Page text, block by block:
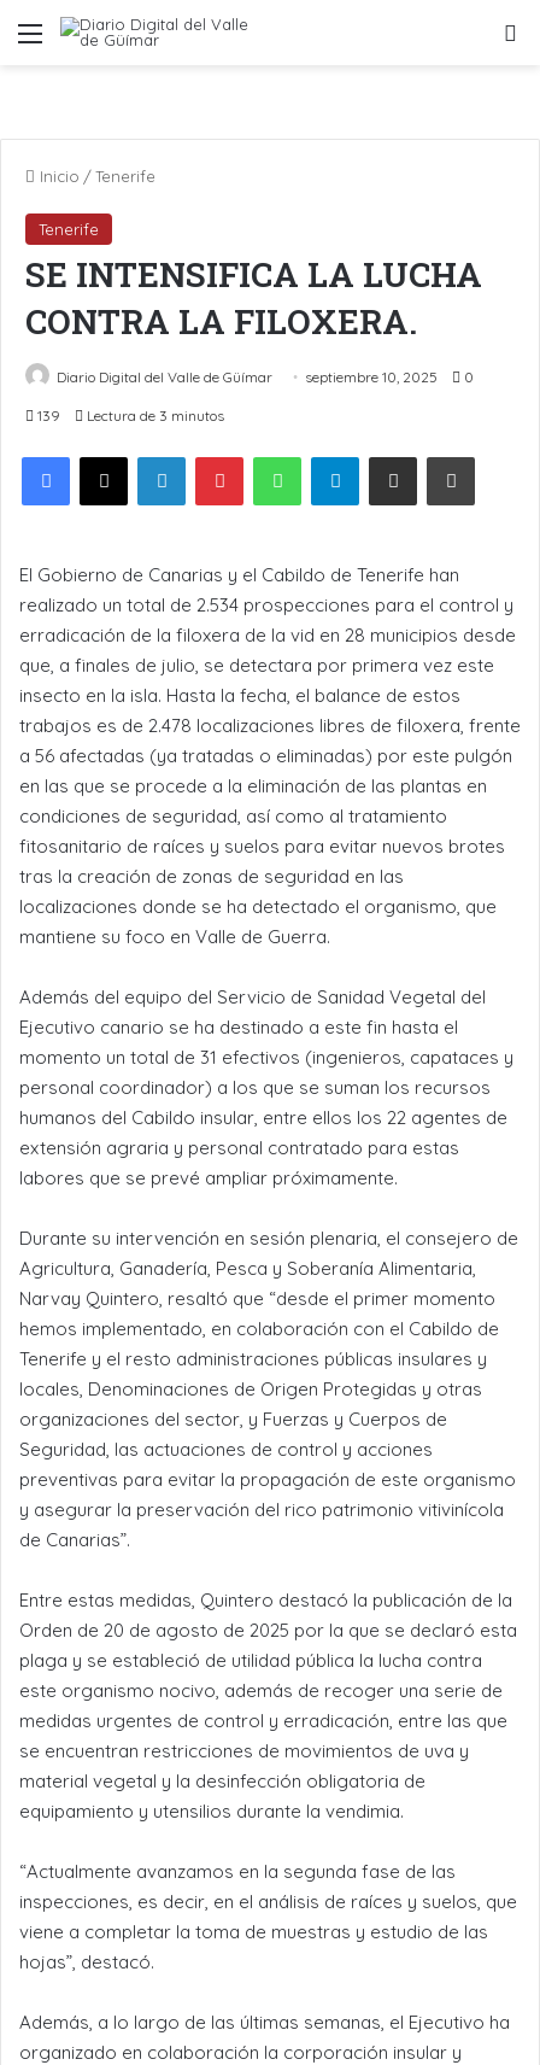
Menú
Inicio /Tenerife
Tenerife
SE INTENSIFICA LA LUCHA
CONTRA LA FILOXERA.
Diario Digital del Valle de Güímar septiembre 10, 2025 0
139 Lectura de 3 minutos
LinkedInPinterestWhatsAppTelegramCompartir por Email Imprimir
El Gobierno de Canarias y el Cabildo de Tenerife han
realizado un total de 2.534 prospecciones para el control y
erradicación de la filoxera de la vid en 28 municipios desde
que, a finales de julio, se detectara por primera vez este
insecto en la isla. Hasta la fecha, el balance de estos
trabajos es de 2.478 localizaciones libres de filoxera, frente
a 56 afectadas (ya tratadas o eliminadas) por este pulgón
en las que se procede a la eliminación de las plantas en
condiciones de seguridad, así como al tratamiento
fitosanitario de raíces y suelos para evitar nuevos brotes
tras la creación de zonas de seguridad en las
localizaciones donde se ha detectado el organismo, que
mantiene su foco en Valle de Guerra.
Además del equipo del Servicio de Sanidad Vegetal del
Ejecutivo canario se ha destinado a este fin hasta el
momento un total de 31 efectivos (ingenieros, capataces y
personal coordinador) a los que se suman los recursos
humanos del Cabildo insular, entre ellos los 22 agentes de
extensión agraria y personal contratado para estas
labores que se prevé ampliar próximamente.
Durante su intervención en sesión plenaria, el consejero de
Agricultura, Ganadería, Pesca y Soberanía Alimentaria,
Narvay Quintero, resaltó que “desde el primer momento
hemos implementado, en colaboración con el Cabildo de
Tenerife y el resto administraciones públicas insulares y
locales, Denominaciones de Origen Protegidas y otras
organizaciones del sector, y Fuerzas y Cuerpos de
Seguridad, las actuaciones de control y acciones
preventivas para evitar la propagación de este organismo
y asegurar la preservación del rico patrimonio vitivinícola
de Canarias”.
Entre estas medidas, Quintero destacó la publicación de la
Orden de 20 de agosto de 2025 por la que se declaró esta
plaga y se estableció de utilidad pública la lucha contra
este organismo nocivo, además de recoger una serie de
medidas urgentes de control y erradicación, entre las que
se encuentran restricciones de movimientos de uva y
material vegetal y la desinfección obligatoria de
equipamiento y utensilios durante la vendimia.
“Actualmente avanzamos en la segunda fase de las
inspecciones, es decir, en el análisis de raíces y suelos, que
viene a completar la toma de muestras y estudio de las
hojas”, destacó.
Además, a lo largo de las últimas semanas, el Ejecutivo ha
organizado en colaboración la corporación insular y